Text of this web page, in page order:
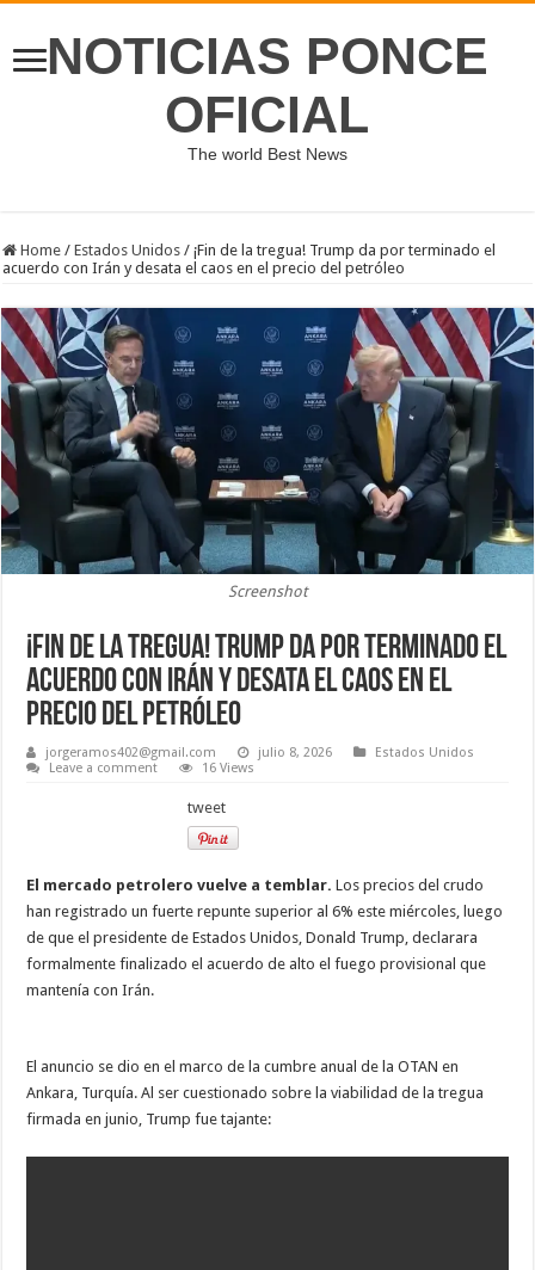
NOTICIAS PONCE
OFICIAL
The world Best News
Home / Estados Unidos / ¡Fin de la tregua! Trump da por terminado el
acuerdo con Irán y desata el caos en el precio del petróleo
Screenshot
¡Fin de la tregua! Trump da por terminado el
acuerdo con Irán y desata el caos en el
precio del petróleo
jorgeramos402@gmail.com julio 8, 2026
Estados Unidos
Leave a comment
16 Views
tweet
El mercado petrolero vuelve a temblar. Los precios del crudo
han registrado un fuerte repunte superior al 6% este miércoles, luego
de que el presidente de Estados Unidos, Donald Trump, declarara
formalmente finalizado el acuerdo de alto el fuego provisional que
mantenía con Irán.
El anuncio se dio en el marco de la cumbre anual de la OTAN en
Ankara, Turquía. Al ser cuestionado sobre la viabilidad de la tregua
firmada en junio, Trump fue tajante: